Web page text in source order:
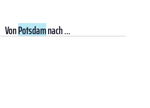
VonPotsdamnach ...